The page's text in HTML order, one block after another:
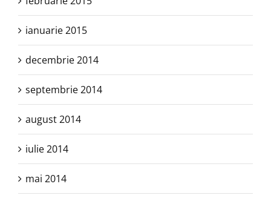
ianuarie 2015
decembrie 2014
septembrie 2014
august 2014
iulie 2014
mai 2014